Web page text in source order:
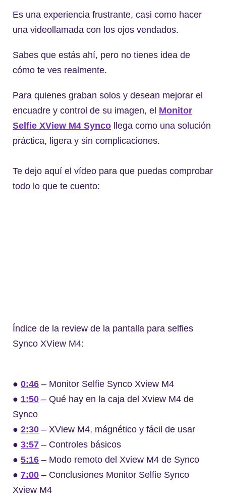
Es una experiencia frustrante, casi como hacer
una videollamada con los ojos vendados.
Sabes que estás ahí, pero no tienes idea de
cómo te ves realmente.
Para quienes graban solos y desean mejorar el
encuadre y control de su imagen, el Monitor
Selfie XView M4 Synco llega como una solución
práctica, ligera y sin complicaciones.
Te dejo aquí el vídeo para que puedas comprobar
todo lo que te cuento:
Índice de la review de la pantalla para selfies
Synco XView M4:
● 0:46 – Monitor Selfie Synco Xview M4
● 1:50 – Qué hay en la caja del Xview M4 de
Synco
● 2:30 – XView M4, mágnético y fácil de usar
● 3:57 – Controles básicos
● 5:16 – Modo remoto del Xview M4 de Synco
● 7:00 – Conclusiones Monitor Selfie Synco
Xview M4